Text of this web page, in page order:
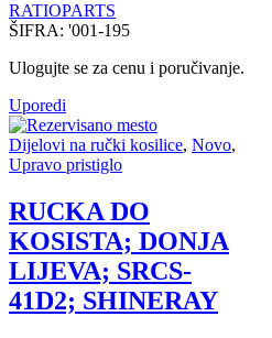
RATIOPARTS
ŠIFRA: '001-195
Ulogujte se za cenu i poručivanje.
Uporedi
Dijelovi na ručki kosilice, Novo,
Upravo pristiglo
RUCKA DO
KOSISTA; DONJA
LIJEVA; SRCS-
41D2; SHINERAY